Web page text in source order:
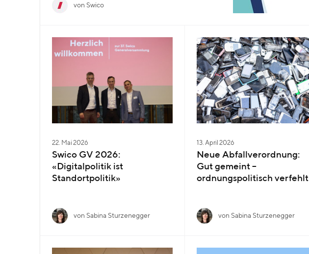
von Swico
22. Mai 2026
Swico GV 2026:
«Digitalpolitik ist
Standortpolitik»
von Sabina Sturzenegger
13. April 2026
Neue Abfallverordnung:
Gut gemeint –
ordnungspolitisch verfehlt
von Sabina Sturzenegger